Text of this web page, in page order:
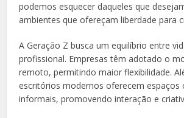
podemos esquecer daqueles que
ambientes que ofereçam liberdade para
A Geração Z busca um equilíbrio entre
profissional. Empresas têm adotado o
remoto, permitindo maior flexibilidade.
escritórios modernos oferecem espaços
informais, promovendo interação e